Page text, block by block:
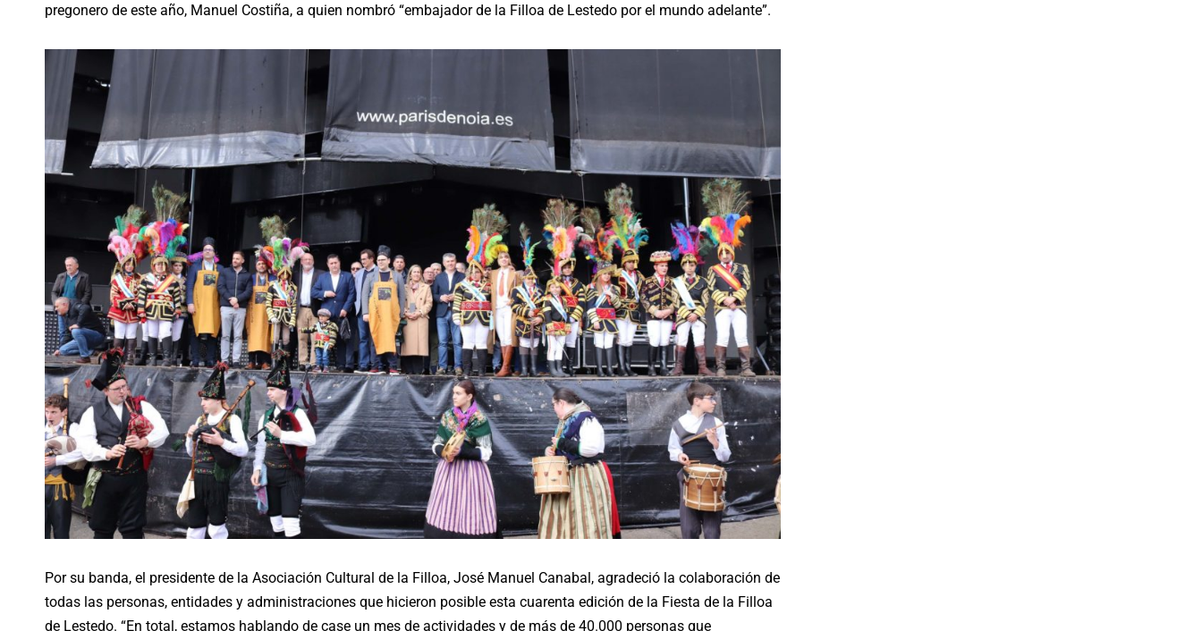
pregonero de este año, Manuel Costiña, a quien nombró “embajador de la Filloa de Lestedo por el mundo adelante”.
Por su banda, el presidente de la Asociación Cultural de la Filloa, José Manuel Canabal, agradeció la colaboración de
todas las personas, entidades y administraciones que hicieron posible esta cuarenta edición de la Fiesta de la Filloa
de Lestedo. “En total, estamos hablando de case un mes de actividades y de más de 40.000 personas que